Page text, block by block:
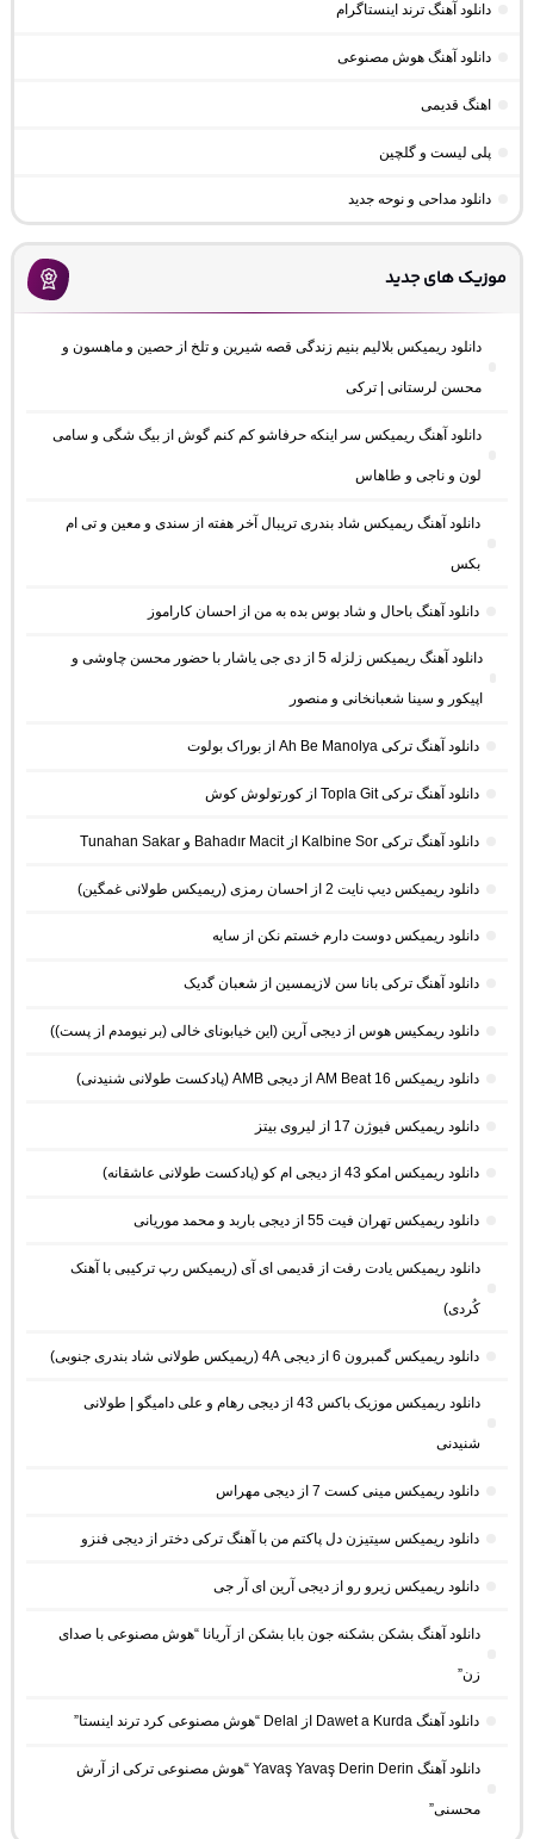
دانلود آهنگ ترند اینستاگرام
دانلود آهنگ هوش مصنوعی
اهنگ قدیمی
پلی لیست و گلچین
دانلود مداحی و نوحه جدید
موزیک های جدید
دانلود ریمیکس بلالیم بنیم زندگی قصه شیرین و تلخ از حصین و ماهسون و
محسن لرستانی | ترکی
دانلود آهنگ ریمیکس سر اینکه حرفاشو کم کنم گوش از بیگ شگی و سامی
لون و ناجی و طاهاس
دانلود آهنگ ریمیکس شاد بندری تریبال آخر هفته از سندی و معین و تی ام
بکس
دانلود آهنگ باحال و شاد بوس بده به من از احسان کاراموز
دانلود آهنگ ریمیکس زلزله 5 از دی جی یاشار با حضور محسن چاوشی و
اپیکور و سینا شعبانخانی و منصور
دانلود آهنگ ترکی Ah Be Manolya از بوراک بولوت
دانلود آهنگ ترکی Topla Git از کورتولوش کوش
دانلود آهنگ ترکی Kalbine Sor از Bahadır Macit و Tunahan Sakar
دانلود ریمیکس دیپ نایت 2 از احسان رمزی (ریمیکس طولانی غمگین)
دانلود ریمیکس دوست دارم خستم نکن از سایه
دانلود آهنگ ترکی بانا سن لازیمسین از شعبان گدیک
دانلود ریمکیس هوس از دیجی آرین (این خیابونای خالی (بر نیومدم از پست))
دانلود ریمیکس AM Beat 16 از دیجی AMB (پادکست طولانی شنیدنی)
دانلود ریمیکس فیوژن 17 از لیروی بیتز
دانلود ریمیکس امکو 43 از دیجی ام کو (پادکست طولانی عاشقانه)
دانلود ریمیکس تهران فیت 55 از دیجی باربد و محمد موریانی
دانلود ریمیکس یادت رفت از قدیمی ای آی (ریمیکس رپ ترکیبی با آهنک
کُردی)
دانلود ریمیکس گمبرون 6 از دیجی 4A (ریمیکس طولانی شاد بندری جنوبی)
دانلود ریمیکس موزیک باکس 43 از دیجی رهام و علی دامیگو | طولانی
شنیدنی
دانلود ریمیکس مینی کست 7 از دیجی مهراس
دانلود ریمیکس سیتیزن دل پاکتم من با آهنگ ترکی دختر از دیجی فنزو
دانلود ریمیکس زیرو رو از دیجی آرین ای آر جی
دانلود آهنگ بشکن بشکنه جون بابا بشکن از آریانا “هوش مصنوعی با صدای
زن”
دانلود آهنگ Dawet a Kurda از Delal “هوش مصنوعی کرد ترند اینستا”
دانلود آهنگ Yavaş Yavaş Derin Derin “هوش مصنوعی ترکی از آرش
محسنی”